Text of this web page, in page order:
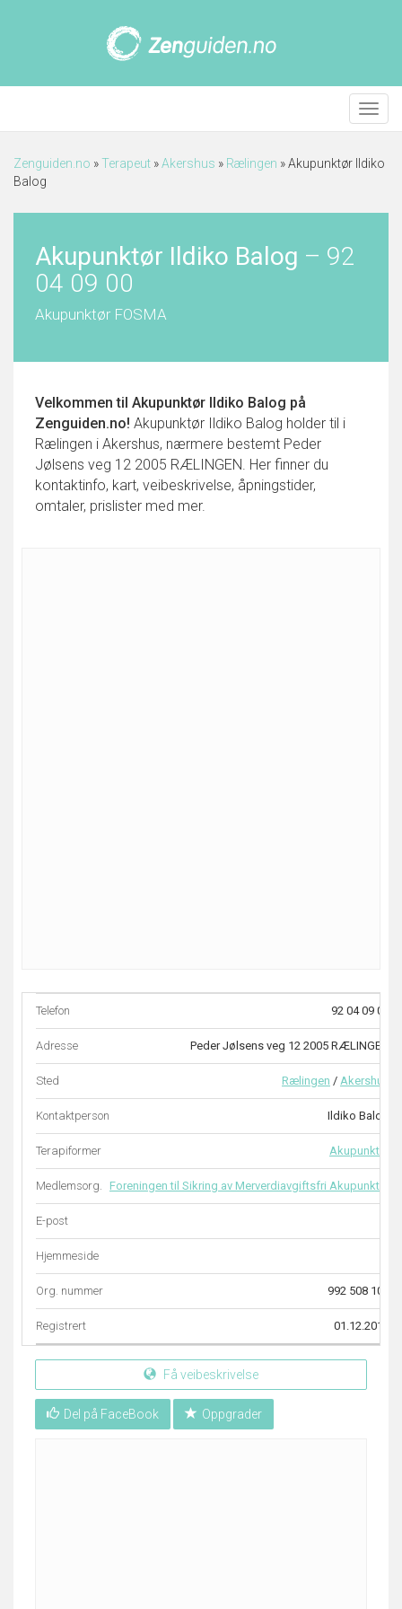
Meny
Zenguiden.no »Terapeut »Akershus » Rælingen »Akupunktør Ildiko
Balog
Akupunktør Ildiko Balog – 92
04 09 00
Akupunktør FOSMA
Velkommen til Akupunktør Ildiko Balog på
Zenguiden.no! Akupunktør Ildiko Balog holder til i
Rælingen i Akershus, nærmere bestemt Peder
Jølsens veg 12 2005 RÆLINGEN. Her finner du
kontaktinfo, kart, veibeskrivelse, åpningstider,
omtaler, prislister med mer.
Telefon 92 04 09 00
Adresse Peder Jølsens veg 12 2005 RÆLINGEN
Sted Rælingen / Akershus
Kontaktperson Ildiko Balog
Terapiformer Akupunktur
Medlemsorg. Foreningen til Sikring av Merverdiavgiftsfri Akupunktur
E-post
Hjemmeside
Org. nummer 992 508 108
Registrert 01.12.2010
Få veibeskrivelse
Del på FaceBook Oppgrader